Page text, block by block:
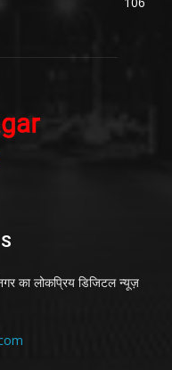
का लोकप्रिय डिजिटल न्यूज़